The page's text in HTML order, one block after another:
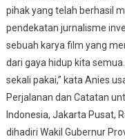
pihak yang telah berhasil
pendekatan jurnalisme
sebuah karya film yang
dari gaya hidup kita
sekali pakai,” kata Anies
Perjalanan dan Catatan
Indonesia, Jakarta Pusat,
dihadiri Wakil Gubernur